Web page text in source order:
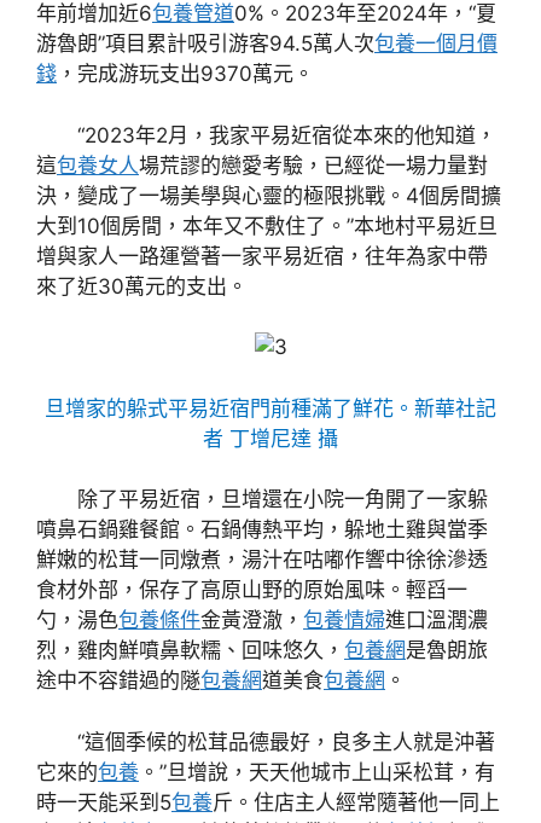
年前增加近6包養管道0%。2023年至2024年，“夏
游魯朗”項目累計吸引游客94.5萬人次包養一個月價
錢 ，完成游玩支出9370萬元。
“2023年2月，我家平易近宿從本來的他知道，
這包養女人場荒謬的戀愛考驗，已經從一場力量對
決，變成了一場美學與心靈的極限挑戰。4個房間擴
大到10個房間，本年又不敷住了。”本地村平易近旦
增與家人一路運營著一家平易近宿，往年為家中帶
來了近30萬元的支出。
旦增家的躲式平易近宿門前種滿了鮮花。新華社記
者 丁增尼達 攝
除了平易近宿，旦增還在小院一角開了一家躲
噴鼻石鍋雞餐館。石鍋傳熱平均，躲地土雞與當季
鮮嫩的松茸一同燉煮，湯汁在咕嘟作響中徐徐滲透
食材外部，保存了高原山野的原始風味。輕舀一
勺，湯色包養條件金黃澄澈， 包養情婦進口溫潤濃
烈，雞肉鮮噴鼻軟糯、回味悠久， 包養網是魯朗旅
途中不容錯過的隧包養網道美食包養網 。
“這個季候的松茸品德最好，良多主人就是沖著
它來的包養 。”旦增說，天天他城市上山采松茸，有
時一天能采到5包養斤。住店主人經常隨著他一同上